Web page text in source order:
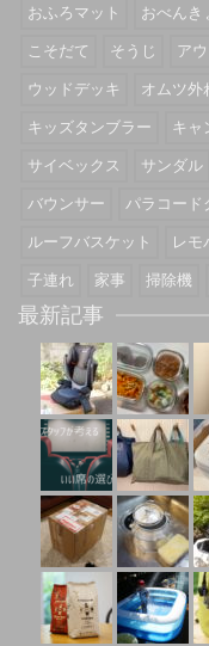
おふろマット
おべんき
こそだて
そうじ ア
ウッドデッキ
オムツ外
キッズタンブラー
キャ
サイベックス
サンダル
バウンサー
パラコード
ルーフバスケット
レモ
子連れ
家事 掃除機
最新記事